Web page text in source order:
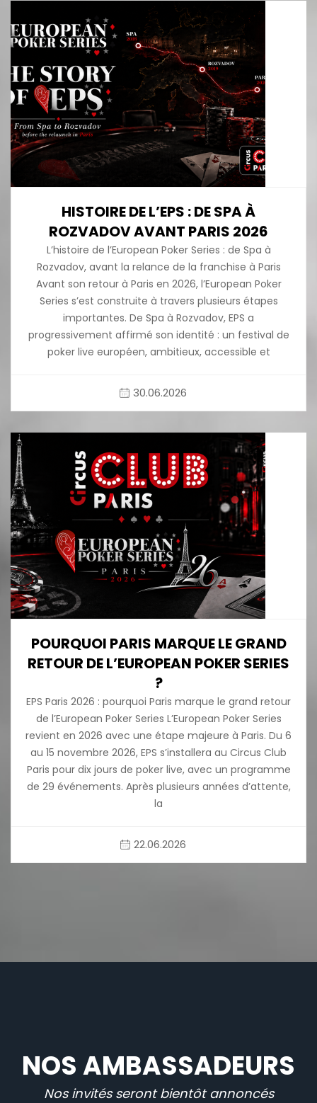
HISTOIRE DE L’EPS : DE SPA À
ROZVADOV AVANT PARIS 2026
L’histoire de l’European Poker Series : de Spa à
Rozvadov, avant la relance de la franchise à Paris
Avant son retour à Paris en 2026, l’European Poker
Series s’est construite à travers plusieurs étapes
importantes. De Spa à Rozvadov, EPS a
progressivement affirmé son identité : un festival de
poker live européen, ambitieux, accessible et
30.06.2026
POURQUOI PARIS MARQUE LE GRAND
RETOUR DE L’EUROPEAN POKER SERIES
?
EPS Paris 2026 : pourquoi Paris marque le grand retour
de l’European Poker Series L’European Poker Series
revient en 2026 avec une étape majeure à Paris. Du 6
au 15 novembre 2026, EPS s’installera au Circus Club
Paris pour dix jours de poker live, avec un programme
de 29 événements. Après plusieurs années d’attente,
la
22.06.2026
NOS AMBASSADEURS
Nos invités seront bientôt annoncés